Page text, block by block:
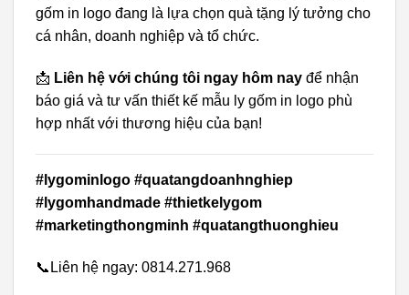
gốm in logo đang là lựa chọn quà tặng lý tưởng cho
cá nhân, doanh nghiệp và tổ chức.
📩 Liên hệ với chúng tôi ngay hôm nay để nhận
báo giá và tư vấn thiết kế mẫu ly gốm in logo phù
hợp nhất với thương hiệu của bạn!
#lygominlogo #quatangdoanhnghiep
#lygomhandmade #thietkelygom
#marketingthongminh #quatangthuonghieu
📞Liên hệ ngay: 0814.271.968